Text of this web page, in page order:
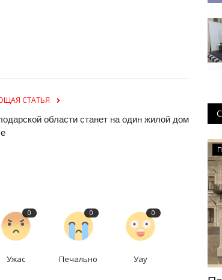
СТАТЬЯ
области станет на один жилой дом
0
Ужас
0
Печально
0
Уау